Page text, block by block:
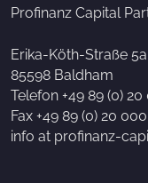
Profinanz Capital
Erika-Köth-Straße 5a
85598 Baldham
Telefon +49 89 (0)
Fax +49 89 (0) 20
info at profinanz-